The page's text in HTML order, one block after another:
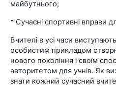
майбутнього;
* Сучасні спортивні вправи
Вчителі в усі часи
особистим прикладом
нового покоління і своїм
авторитетом для учнів. Як
знати кожний сучасний